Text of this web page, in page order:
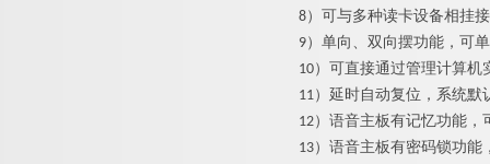
8）可与多种读卡设备相挂
9）单向、双向摆功能，可
10）可直接通过管理计算机
11）延时自动复位，系统默
12）语音主板有记忆功能，
13）语音主板有密码锁功